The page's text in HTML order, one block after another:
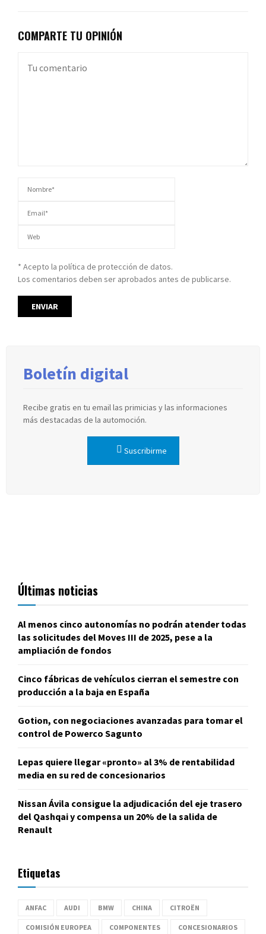
COMPARTE TU OPINIÓN
* Acepto la política de protección de datos.
Los comentarios deben ser aprobados antes de publicarse.
Boletín digital
Recibe gratis en tu email las primicias y las informaciones
más destacadas de la automoción.
Suscribirme
Últimas noticias
Al menos cinco autonomías no podrán atender todas
las solicitudes del Moves III de 2025, pese a la
ampliación de fondos
Cinco fábricas de vehículos cierran el semestre con
producción a la baja en España
Gotion, con negociaciones avanzadas para tomar el
control de Powerco Sagunto
Lepas quiere llegar «pronto» al 3% de rentabilidad
media en su red de concesionarios
Nissan Ávila consigue la adjudicación del eje trasero
del Qashqai y compensa un 20% de la salida de
Renault
Etiquetas
ANFAC AUDI BMW CHINA CITROËN
COMISIÓN EUROPEA COMPONENTES CONCESIONARIOS